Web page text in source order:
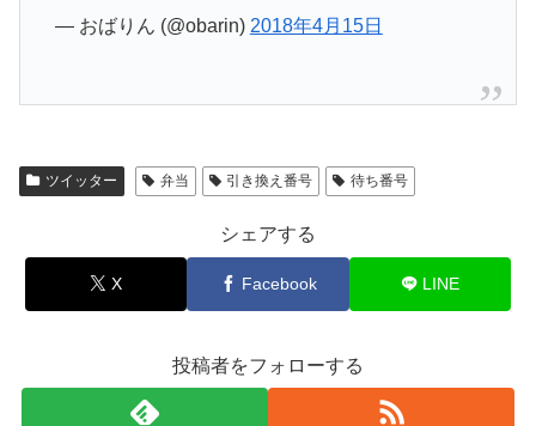
— おばりん (@obarin) 2018年4月15日
ツイッター 弁当 引き換え番号 待ち番号
シェアする
X Facebook LINE
投稿者をフォローする